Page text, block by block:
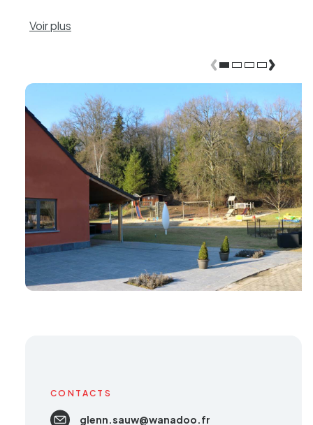
Voir plus
CONTACTS
glenn.sauw@wanadoo.fr